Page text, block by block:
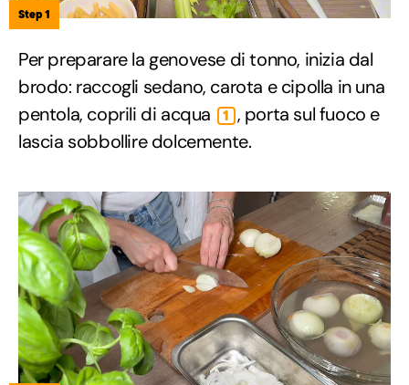
Step 1
Per preparare la genovese di tonno, inizia dal
brodo: raccogli sedano, carota e cipolla in una
pentola, coprili di acqua
1 , porta sul fuoco e
lascia sobbollire dolcemente.